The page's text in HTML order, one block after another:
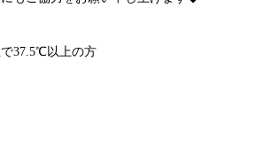
37.5℃以上の方